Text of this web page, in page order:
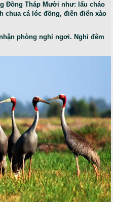
Đồng Tháp Mười như: lẩu cháo
chua cá lóc đồng, điên điển xào
phòng nghỉ ngơi. Nghỉ đêm